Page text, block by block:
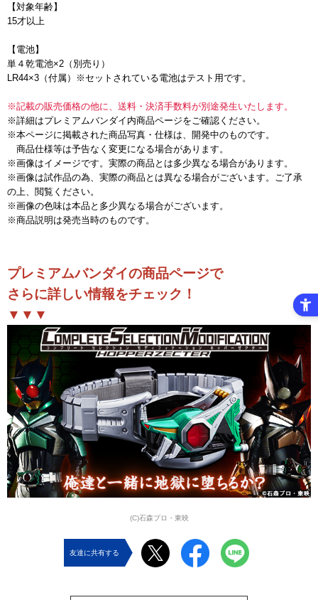
【対象年齢】
15才以上
【電池】
単４乾電池×2（別売り）
LR44×3（付属）※セットされている電池はテスト用です。
※記載の販売価格の他に、送料・決済手数料が別途発生いたします。
※詳細はプレミアムバンダイ内商品ページをご確認ください。
※本ページに掲載された商品写真・仕様は、開発中のものです。
商品仕様等は予告なく変更になる場合があります。
※画像はイメージです。実際の商品とは多少異なる場合があります。
※画像は試作品の為、実際の商品とは異なる場合がございます。ご了承
の上、閲覧ください。
※画像の色味は本品と多少異なる場合がございます。
※商品説明は発売当時のものです。
プレミアムバンダイの商品ページで
さらに詳しい情報をチェック！
▼▼▼
(C)石森プロ・東映
友達に共有する